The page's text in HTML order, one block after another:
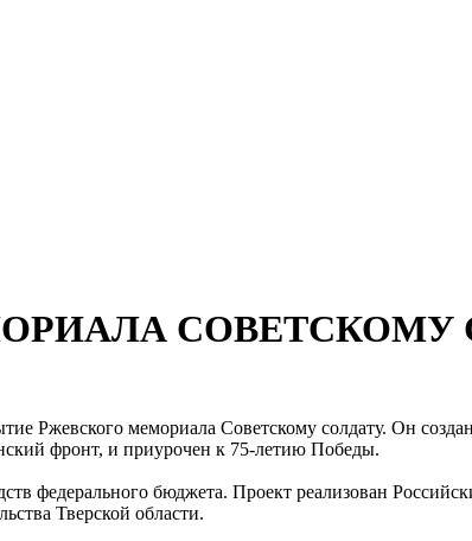
СОВЕТСКОМУ
Ржевского мемориала Советскому солдату. Он
фронт, и приурочен к 75-летию Победы.
федерального бюджета. Проект реализован
Тверской области.